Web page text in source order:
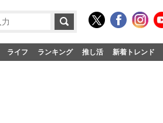
ライフ ランキング 推し活 新着トレンド